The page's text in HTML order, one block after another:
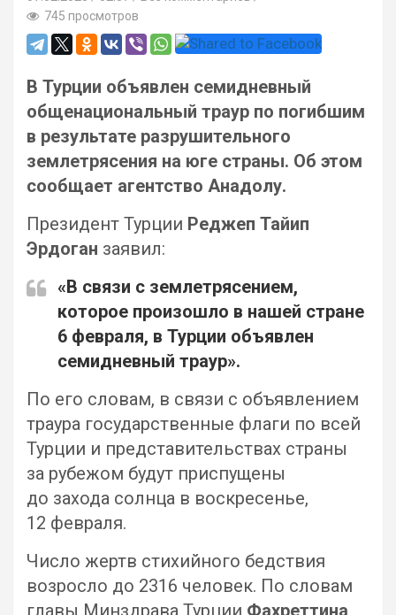
745 просмотров
В Турции объявлен семидневный
общенациональный траур по погибшим
в результате разрушительного
землетрясения на юге страны. Об этом
сообщает агентство Анадолу.
Президент Турции Реджеп Тайип
Эрдоган заявил:
«В связи с землетрясением,
которое произошло в нашей стране
6 февраля, в Турции объявлен
семидневный траур».
По его словам, в связи с объявлением
траура государственные флаги по всей
Турции и представительствах страны
за рубежом будут приспущены
до захода солнца в воскресенье,
12 февраля.
Число жертв стихийного бедствия
возросло до 2316 человек. По словам
главы Минздрава Турции Фахреттина